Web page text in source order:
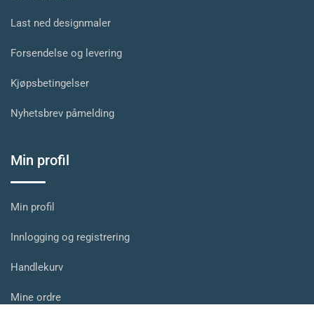
Last ned designmaler
Forsendelse og levering
Kjøpsbetingelser
Nyhetsbrev påmelding
Min profil
Min profil
Innlogging og registrering
Handlekurv
Mine ordre